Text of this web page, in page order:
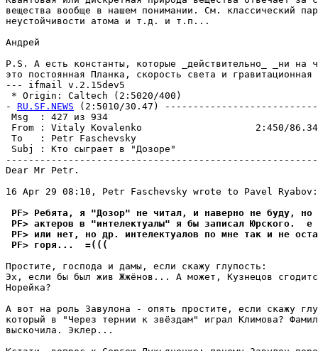
вещества вообще в нашем понимании. См. классический
неустойчивости атома и т.д. и т.п...
Андрей
P.S. А есть константы, которые _действительно_ _ни на
это постоянная Планка, скорость света и
--- ifmail v.2.15dev5
* Origin: Caltech (2:5020/400)
- RU.SF.NEWS (2:5010/30.47)
Msg  : 427
From : Vitaly Kovalenko                    2:450/
To   : Petr Faschevsky
Subj : Кто сыграет
Dear Mr Petr.
16 Apr 29 08:10, Petr Faschevsky wrote to Pavel Ryabov:
PF> Ребята, я "Дозор" не читал, и наверно не буду, но
PF> актеров в "интелектуалы" я бы записал Юpского.  е
PF> или нет, но дp. интелектуалов по мне так и не
PF> гоpя...  =(((
Простите, господа и дамы, если скажу глупость:
Эх, если бы был жив Жжёнов... А может, Кузнецов
Hоpейка?
А вот на роль Завулона - опять простите, если скажу
который в "Через тернии к звёздам" играл Климова?
выскочила. Эклеp...